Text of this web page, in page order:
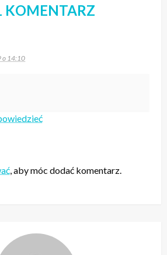
KOMENTARZ
o 14:10
, aby móc dodać komentarz.